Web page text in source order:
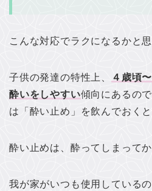
こんな対応でラクになるかと思
子供の発達の特性上、
４歳頃
酔いをしやすい傾向にあるの
は「酔い止め」を飲んでおくと
酔い止めは、酔ってしまって
我が家がいつも使用している